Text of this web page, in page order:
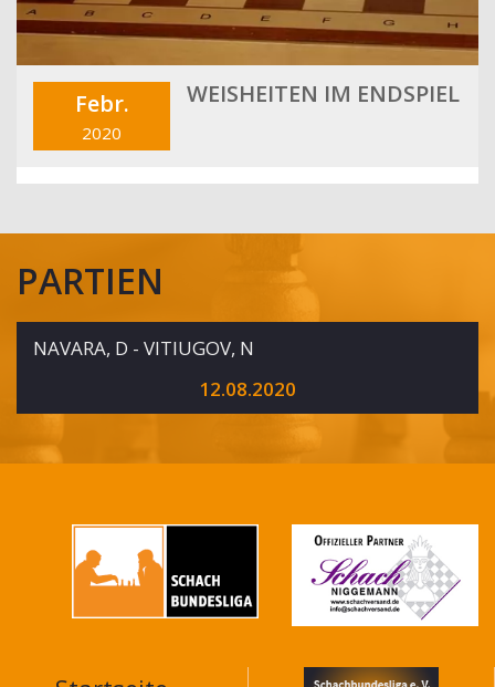
Febr.
2020
WEISHEITEN IM ENDSPIEL
PARTIEN
NAVARA, D - VITIUGOV, N
12.08.2020